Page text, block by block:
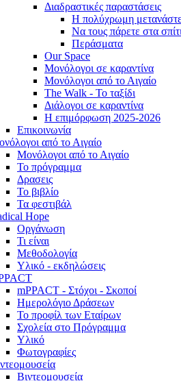
Διαδραστικές παραστάσεις
Η πολύχρωμη
Να τους πάρετε στα
Περάσματα
Our Space
Μονόλογοι σε καραντίνα
Μονόλογοι από το Αιγαίο
The Walk - Το ταξίδι
Διάλογοι σε καραντίνα
Η επιμόρφωση 2025-2026
Επικοινωνία
από το Αιγαίο
Μονόλογοι από το Αιγαίο
Το πρόγραμμα
Δρασεις
Το βιβλίο
Τα φεστιβάλ
Hope
Οργάνωση
Τι είναι
Μεθοδολογία
Υλικό - εκδηλώσεις
mPPACT - Στόχοι - Σκοποί
Ημερολόγιο Δράσεων
Το προφίλ των Εταίρων
Σχολεία στο Πρόγραμμα
Υλικό
Φωτογραφίες
Βιντεομουσεία